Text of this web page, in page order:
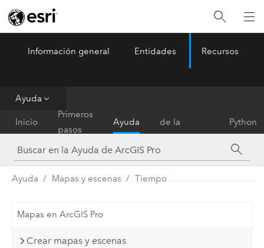
ArcGIS Pro Menu
Información general Entidades Recursos
Ayuda
Inicio
Primeros
pasos
Ayuda
de la
herramienta
Python
Ayuda Mapas y escenas Tiempo
Mapas en ArcGIS Pro
Crear mapas y escenas